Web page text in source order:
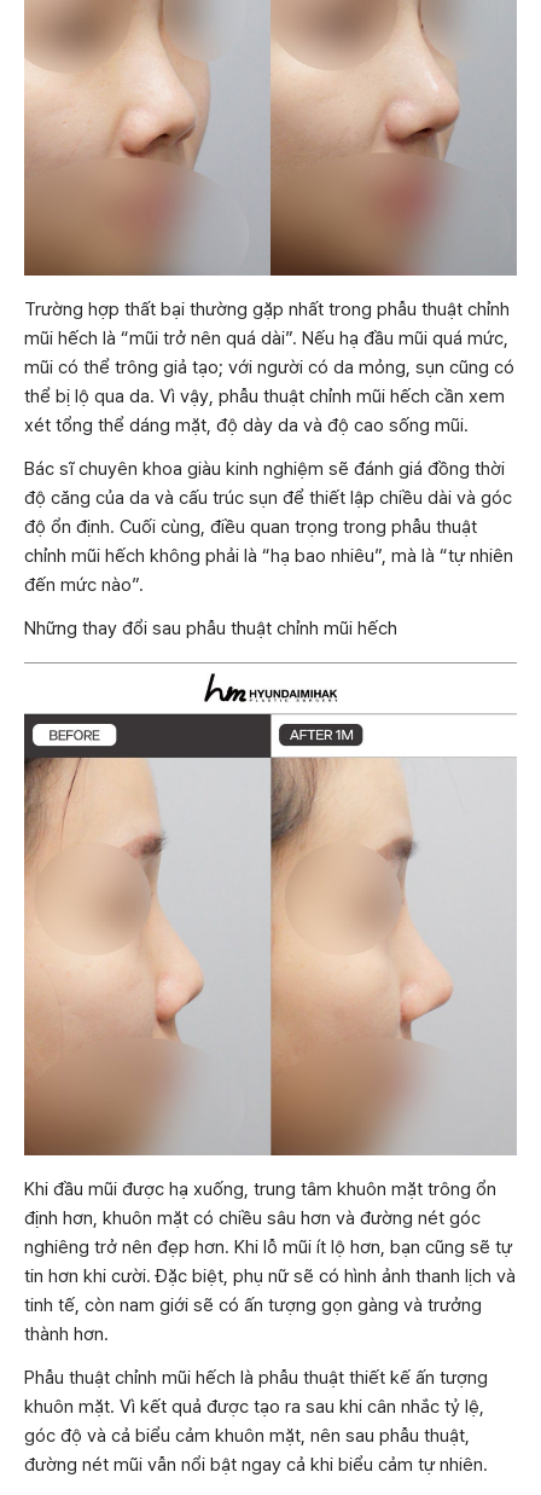
Trường hợp thất bại thường gặp nhất trong phẫu thuật chỉnh
mũi hếch là “mũi trở nên quá dài”. Nếu hạ đầu mũi quá mức,
mũi có thể trông giả tạo; với người có da mỏng, sụn cũng có
thể bị lộ qua da. Vì vậy, phẫu thuật chỉnh mũi hếch cần xem
xét tổng thể dáng mặt, độ dày da và độ cao sống mũi.
Bác sĩ chuyên khoa giàu kinh nghiệm sẽ đánh giá đồng thời
độ căng của da và cấu trúc sụn để thiết lập chiều dài và góc
độ ổn định. Cuối cùng, điều quan trọng trong phẫu thuật
chỉnh mũi hếch không phải là “hạ bao nhiêu”, mà là “tự nhiên
đến mức nào”.
Những thay đổi sau phẫu thuật chỉnh mũi hếch
Khi đầu mũi được hạ xuống, trung tâm khuôn mặt trông ổn
định hơn, khuôn mặt có chiều sâu hơn và đường nét góc
nghiêng trở nên đẹp hơn. Khi lỗ mũi ít lộ hơn, bạn cũng sẽ tự
tin hơn khi cười. Đặc biệt, phụ nữ sẽ có hình ảnh thanh lịch và
tinh tế, còn nam giới sẽ có ấn tượng gọn gàng và trưởng
thành hơn.
Phẫu thuật chỉnh mũi hếch là phẫu thuật thiết kế ấn tượng
khuôn mặt. Vì kết quả được tạo ra sau khi cân nhắc tỷ lệ,
góc độ và cả biểu cảm khuôn mặt, nên sau phẫu thuật,
đường nét mũi vẫn nổi bật ngay cả khi biểu cảm tự nhiên.